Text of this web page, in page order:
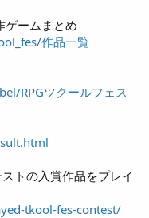
ゲームまとめ
作品一覧
RPGツクールフェス
トの入賞作品をプレイ
tkool-fes-contest/